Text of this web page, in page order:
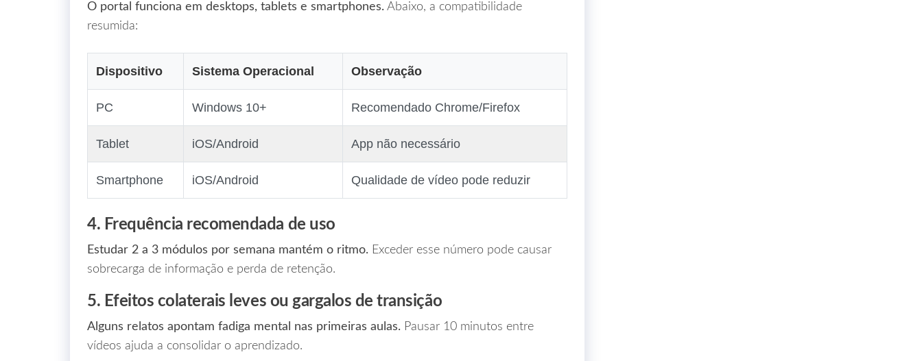
O portal funciona em desktops, tablets e smartphones. Abaixo, a compatibilidade
resumida:
Dispositivo Sistema Operacional Observação
PC Windows 10+ Recomendado Chrome/Firefox
Tablet iOS/Android App não necessário
Smartphone iOS/Android Qualidade de vídeo pode reduzir
4. Frequência recomendada de uso
Estudar 2 a 3 módulos por semana mantém o ritmo. Exceder esse número pode causar
sobrecarga de informação e perda de retenção.
5. Efeitos colaterais leves ou gargalos de transição
Alguns relatos apontam fadiga mental nas primeiras aulas. Pausar 10 minutos entre
vídeos ajuda a consolidar o aprendizado.